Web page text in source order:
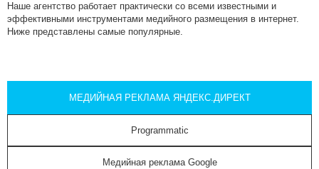
Наше агентство работает практически со всеми известными и
эффективными инструментами медийного размещения в интернет.
Ниже представлены самые популярные.
МЕДИЙНАЯ РЕКЛАМА ЯНДЕКС.ДИРЕКТ
Programmatic
Медийная реклама Google